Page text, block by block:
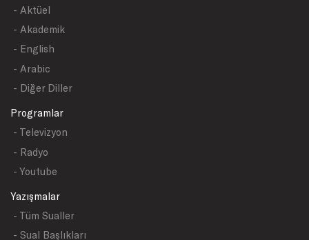
- Aktüel
- Akademik
- English
- Arabic
- Diğer Diller
Programlar
- Televizyon
- Radyo
- Youtube
Yazışmalar
- Tüm Sualler
- Sual Başlıkları